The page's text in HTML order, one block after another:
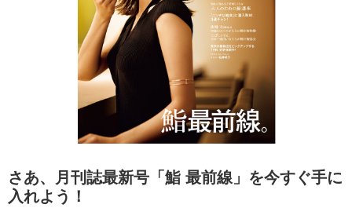
さあ、月刊誌最新号「鮨 最前線」を今すぐ手に
入れよう！